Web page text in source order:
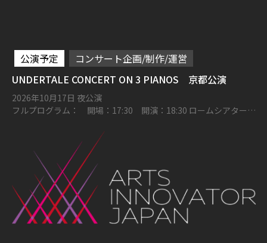
公演予定
コンサート企画/制作/運営
UNDERTALE CONCERT ON 3 PIANOS 京都公演
2026年10月17日 夜公演
フルプログラム： 開場：17:30 開演：18:30 ロームシアター京